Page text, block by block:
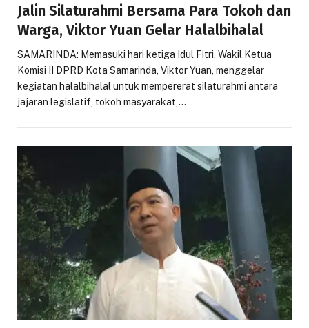
Jalin Silaturahmi Bersama Para Tokoh dan
Warga, Viktor Yuan Gelar Halalbihalal
SAMARINDA: Memasuki hari ketiga Idul Fitri, Wakil Ketua
Komisi II DPRD Kota Samarinda, Viktor Yuan, menggelar
kegiatan halalbihalal untuk mempererat silaturahmi antara
jajaran legislatif, tokoh masyarakat,…